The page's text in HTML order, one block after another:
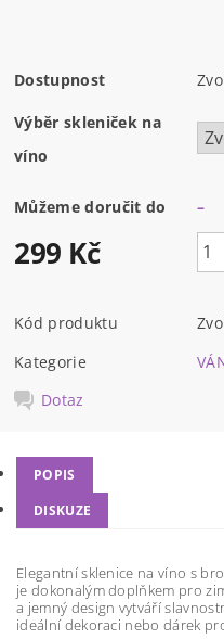
Dostupnost
Výběr skleniček na
víno
Můžeme doručit do –
299 Kč
Kód produktu
Kategorie
Dotaz
POPIS
DISKUZE
Elegantní sklenice na víno s
je dokonalým doplňkem pro
a jemný design vytváří
ideální dekoraci nebo dárek